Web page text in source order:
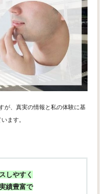
が、真実の情報と私の体験に基
ます。
しやすく
績豊富で